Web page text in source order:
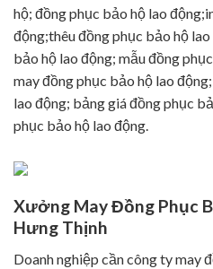
hộ; đồng phục bảo hộ lao
động;thêu đồng phục bảo hộ
bảo hộ lao động; mẫu đồng
may đồng phục bảo hộ lao
lao động; bảng giá đồng phục
phục bảo hộ lao động.
Xưởng May Đồng Phục
Hưng Thịnh
Doanh nghiệp cần công ty may